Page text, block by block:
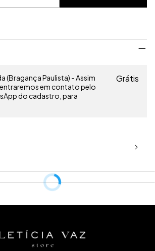
(Bragança Paulista) - Assim
em contato pelo
do cadastro, para
Grátis
amarrado na cintura, podendo ser
colchete e bolsos falsos.
(96% poliéster + 4% elastano)